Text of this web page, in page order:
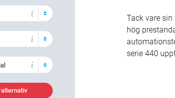
Tack vare
hög
serie 440